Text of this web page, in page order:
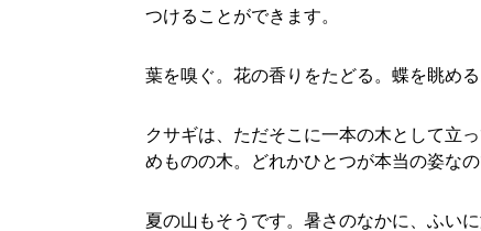
つけることができます。
葉を嗅ぐ。花の香りをたどる。蝶を眺め
クサギは、ただそこに一本の木として立
めものの木。どれかひとつが本当の姿な
夏の山もそうです。暑さのなかに、ふい